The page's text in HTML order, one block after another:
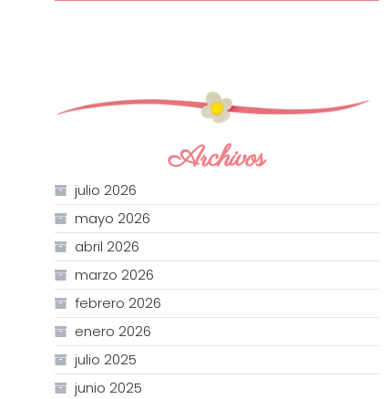
WhatsApp
Archivos
julio 2026
mayo 2026
abril 2026
marzo 2026
febrero 2026
enero 2026
julio 2025
junio 2025